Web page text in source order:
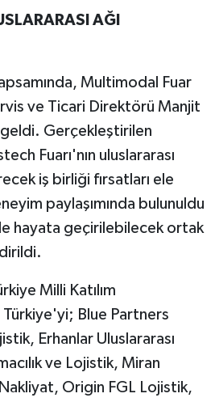
AĞI
Multimodal Fuar
ve Ticari Direktörü Manjit
Gerçekleştirilen
Fuarı'nın uluslararası
iş birliği fırsatları ele
paylaşımında bulunuldu
hayata geçirilebilecek ortak
Milli Katılım
Blue Partners
Erhanlar Uluslararası
ve Lojistik, Miran
Origin FGL Lojistik,